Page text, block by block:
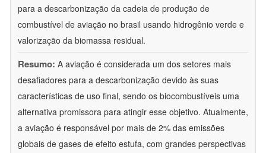
para a descarbonização da cadeia de produção de
combustível de aviação no brasil usando hidrogênio verde e
valorização da biomassa residual.
Resumo: A aviação é considerada um dos setores mais
desafiadores para a descarbonização devido às suas
características de uso final, sendo os biocombustíveis uma
alternativa promissora para atingir esse objetivo. Atualmente,
a aviação é responsável por mais de 2% das emissões
globais de gases de efeito estufa, com grandes perspectivas